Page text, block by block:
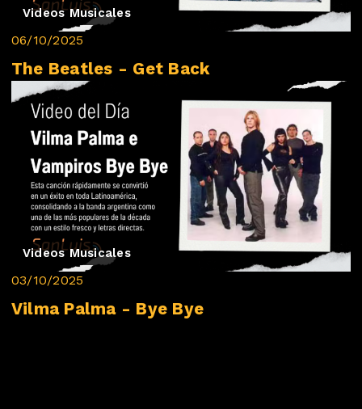
Videos Musicales
06/10/2025
The Beatles - Get Back
Videos Musicales
03/10/2025
Vilma Palma - Bye Bye